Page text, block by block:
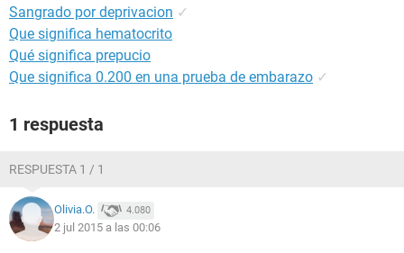
RELACIONES SEXUALES
11, 12 y 26 de abril
Agregó que en abril fue el cambio de huso de horario en mi
país y no se si pueda tener consecuencias a un desajuste
las pastillas. Pero últimamente he tenido algunos efectos
(creo) secundarios al dejar las anticonceptivas y no se si sea
normal...
Sangrado por deprivacion ✓
Que significa hematocrito
Qué significa prepucio
Que significa 0.200 en una prueba de embarazo ✓
1 respuesta
RESPUESTA 1 / 1
Olivia.O. 4.080
2 jul 2015 a las 00:06